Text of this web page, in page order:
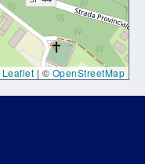
Leaflet | © OpenStreetMap